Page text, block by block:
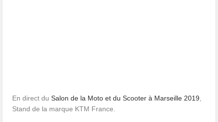
En direct duSalon de la Moto et du Scooter à Marseille 2019
Stand de la marque KTM France.